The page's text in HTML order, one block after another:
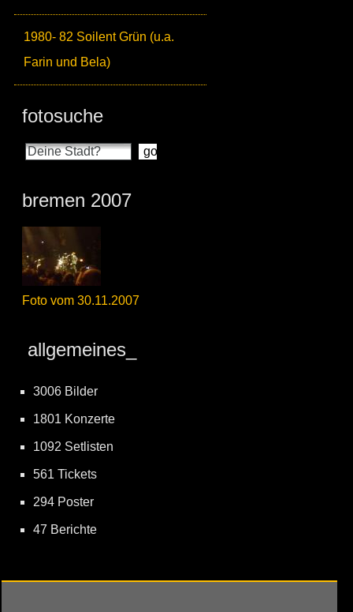
1980- 82 Soilent Grün (u.a.
Farin und Bela)
fotosuche
bremen 2007
Foto vom 30.11.2007
allgemeines_
3006 Bilder
1801 Konzerte
1092 Setlisten
561 Tickets
294 Poster
47 Berichte